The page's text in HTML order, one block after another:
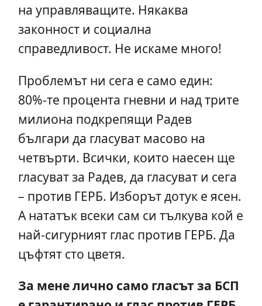
на управляващите. Някаква
законност и социална
справедливост. Не искаме много!
Проблемът ни сега е само един:
80%-те процента гневни и над трите
милиона подкрепящи Радев
българи да гласуват масово на
четвърти. Всички, които наесен ще
гласуват за Радев, да гласуват и сега
– против ГЕРБ. Изборът дотук е ясен.
А нататък всеки сам си тълкува кой е
най-сигурният глас против ГЕРБ. Да
цъфтят сто цветя.
За мене лично само гласът за БСП